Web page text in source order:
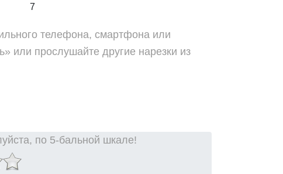
7
телефона, смартфона или
или прослушайте другие нарезки из
по 5-бальной шкале!